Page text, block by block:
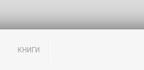
КНИГИ